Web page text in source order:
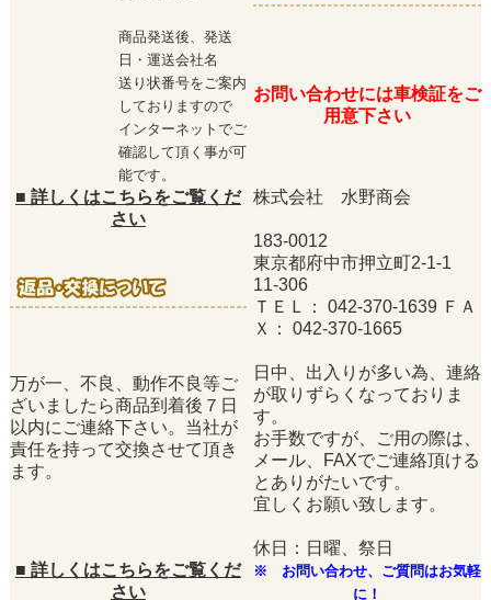
商品発送後、発送
日・運送会社名
送り状番号をご案内
しておりますので
インターネットでご
確認して頂く事が可
能です。
お問い合わせには車検証をご
用意下さい
■ 詳しくはこちらをご覧くだ
さい
株式会社 水野商会
183-0012
東京都府中市押立町2-1-1
11-306
ＴＥＬ： 042-370-1639 ＦＡ
Ｘ： 042-370-1665
日中、出入りが多い為、連絡
が取りずらくなっておりま
す。
お手数ですが、ご用の際は、
メール、FAXでご連絡頂ける
とありがたいです。
宜しくお願い致します。
休日：日曜、祭日
万が一、不良、動作不良等ご
ざいましたら商品到着後７日
以内にご連絡下さい。当社が
責任を持って交換させて頂き
ます。
■ 詳しくはこちらをご覧くだ
さい
※ お問い合わせ、ご質問はお気軽
に！